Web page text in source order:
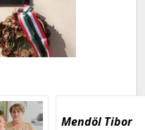
Mendöl Tibor